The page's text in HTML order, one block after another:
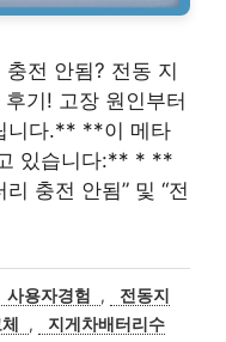
전 안됨? 전동 지
기! 고장 원인부터
니다.** **이 메타
있습니다:** * **
충전 안됨” 및 “전
사용자경험 ,
전동지
,
지게차배터리수